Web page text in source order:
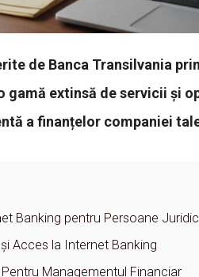
de Banca Transilvania
gamă extinsă de servicii și
a finanțelor companiei
Banking pentru Persoane
Acces la Internet Banking
Managementul Financiar